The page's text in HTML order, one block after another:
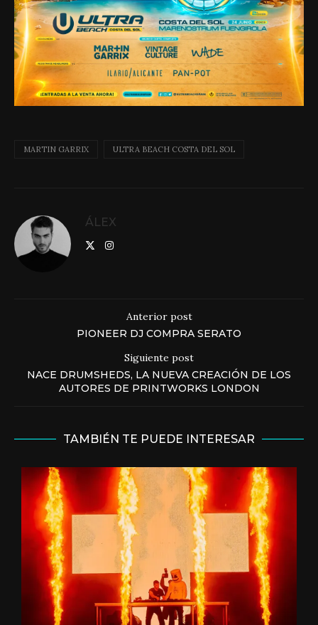
MARTIN GARRIX ULTRA BEACH COSTA DEL SOL
ÁLEX
Anterior post
PIONEER DJ COMPRA SERATO
Siguiente post
NACE DRUMSHEDS, LA NUEVA CREACIÓN DE LOS
AUTORES DE PRINTWORKS LONDON
TAMBIÉN TE PUEDE INTERESAR